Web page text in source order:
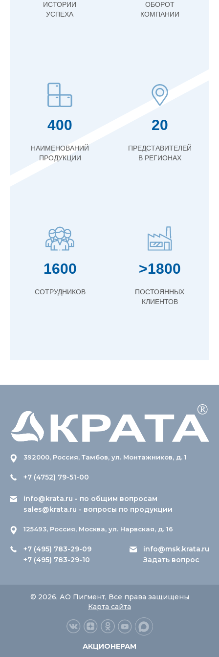
ИСТОРИИ
УСПЕХА
ОБОРОТ
КОМПАНИИ
400
НАИМЕНОВАНИЙ
ПРОДУКЦИИ
20
ПРЕДСТАВИТЕЛЕЙ
В РЕГИОНАХ
1600
СОТРУДНИКОВ
>1800
ПОСТОЯННЫХ
КЛИЕНТОВ
392000, Россия, Тамбов, ул. Монтажников, д. 1
+7 (4752) 79-51-00
info@krata.ru - по общим вопросам
sales@krata.ru - вопросы по продукции
125493, Россия, Москва, ул. Нарвская, д. 16
+7 (495) 783-29-09
+7 (495) 783-29-10
info@msk.krata.ru
Задать вопрос
© 2026, АО Пигмент, Все права защищены
Карта сайта
АКЦИОНЕРАМ